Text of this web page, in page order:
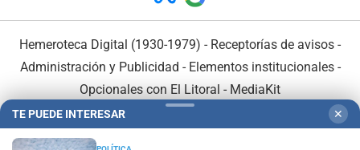
Hemeroteca Digital (1930-1979) - Receptorías de avisos -
Administración y Publicidad - Elementos institucionales-
Opcionales con El Litoral - MediaKit
TE PUEDE INTERESAR ✕